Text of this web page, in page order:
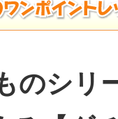
のシリ